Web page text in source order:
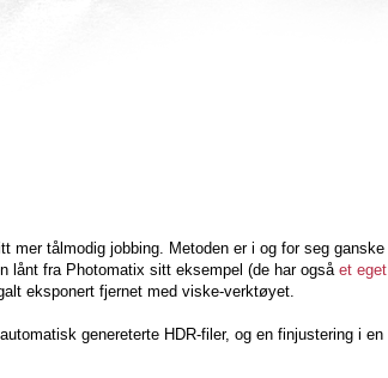
mer tålmodig jobbing. Metoden er i og for seg ganske
lånt fra Photomatix sitt eksempel (de har også et eget
eksponert fjernet med viske-verktøyet.
genereterte HDR-filer, og en finjustering i en